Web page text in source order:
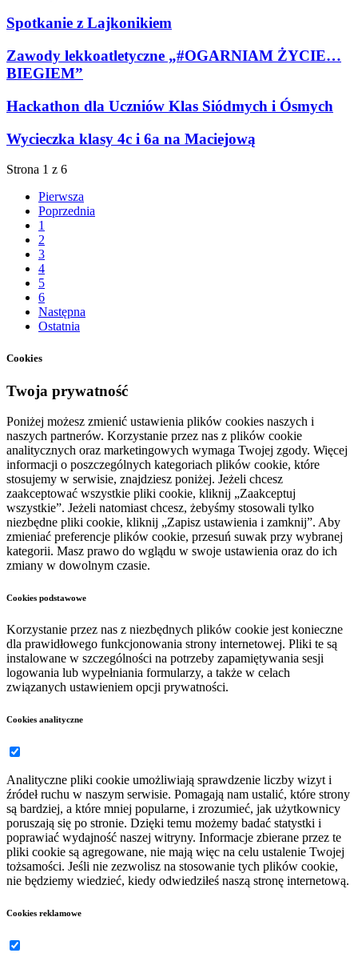
Spotkanie z Lajkonikiem
Zawody lekkoatletyczne „#OGARNIAM ŻYCIE…
BIEGIEM”
Hackathon dla Uczniów Klas Siódmych i Ósmych
Wycieczka klasy 4c i 6a na Maciejową
Strona 1 z 6
Pierwsza
Poprzednia
1
2
3
4
5
6
Następna
Ostatnia
Cookies
Twoja prywatność
Poniżej możesz zmienić ustawienia plików cookies naszych i
naszych partnerów. Korzystanie przez nas z plików cookie
analitycznych oraz marketingowych wymaga Twojej zgody. Więcej
informacji o poszczególnych kategoriach plików cookie, które
stosujemy w serwisie, znajdziesz poniżej. Jeżeli chcesz
zaakceptować wszystkie pliki cookie, kliknij „Zaakceptuj
wszystkie”. Jeżeli natomiast chcesz, żebyśmy stosowali tylko
niezbędne pliki cookie, kliknij „Zapisz ustawienia i zamknij”. Aby
zmieniać preferencje plików cookie, przesuń suwak przy wybranej
kategorii. Masz prawo do wglądu w swoje ustawienia oraz do ich
zmiany w dowolnym czasie.
Cookies podstawowe
Korzystanie przez nas z niezbędnych plików cookie jest konieczne
dla prawidłowego funkcjonowania strony internetowej. Pliki te są
instalowane w szczególności na potrzeby zapamiętywania sesji
logowania lub wypełniania formularzy, a także w celach
związanych ustawieniem opcji prywatności.
Cookies analityczne
Analityczne pliki cookie umożliwiają sprawdzenie liczby wizyt i
źródeł ruchu w naszym serwisie. Pomagają nam ustalić, które strony
są bardziej, a które mniej popularne, i zrozumieć, jak użytkownicy
poruszają się po stronie. Dzięki temu możemy badać statystki i
poprawiać wydajność naszej witryny. Informacje zbierane przez te
pliki cookie są agregowane, nie mają więc na celu ustalenie Twojej
tożsamości. Jeśli nie zezwolisz na stosowanie tych plików cookie,
nie będziemy wiedzieć, kiedy odwiedziłeś naszą stronę internetową.
Cookies reklamowe